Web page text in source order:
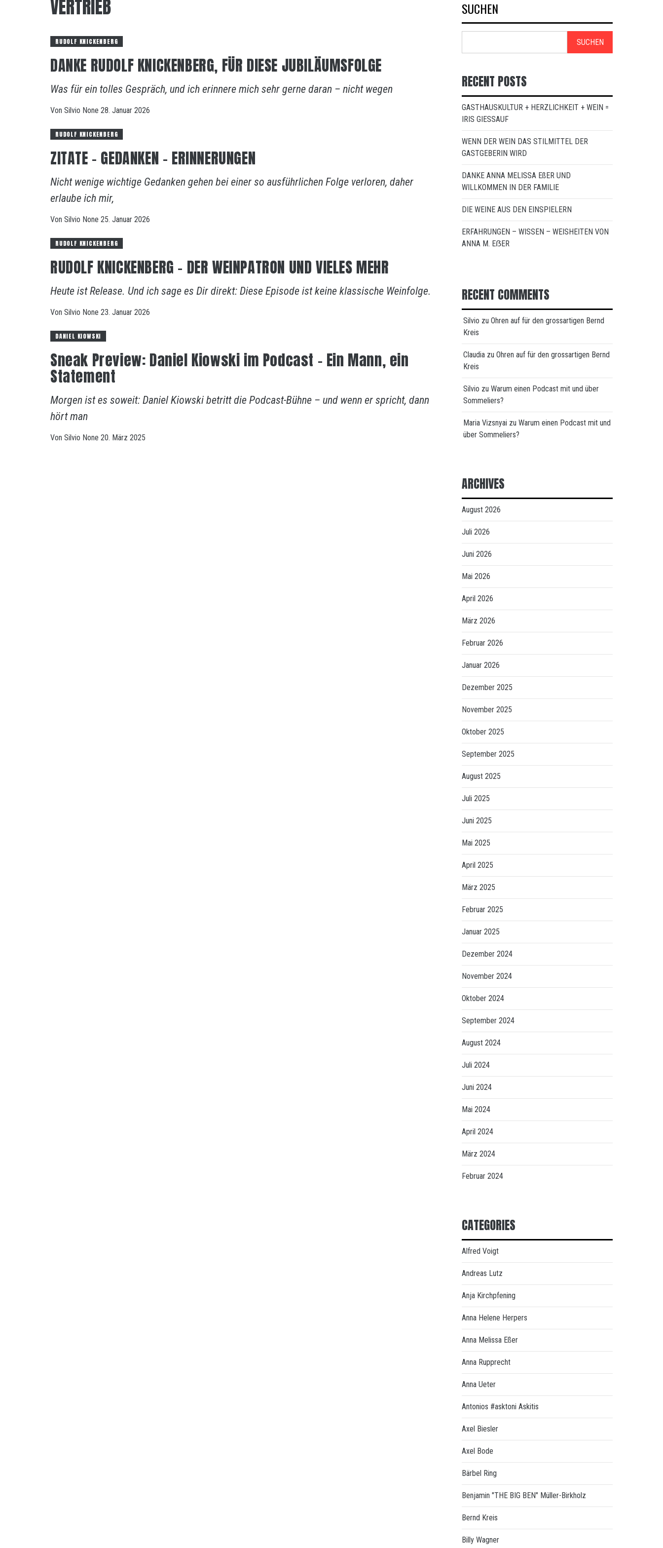
VERTRIEB
RUDOLF KNICKENBERG
DANKE RUDOLF KNICKENBERG, FÜR DIESE JUBILÄUMSFOLGE
Was für ein tolles Gespräch, und ich erinnere mich sehr gerne daran – nicht wegen
Von Silvio None 28. Januar 2026
RUDOLF KNICKENBERG
ZITATE – GEDANKEN – ERINNERUNGEN
Nicht wenige wichtige Gedanken gehen bei einer so ausführlichen Folge verloren, daher
erlaube ich mir,
Von Silvio None 25. Januar 2026
RUDOLF KNICKENBERG
RUDOLF KNICKENBERG – DER WEINPATRON UND VIELES MEHR
Heute ist Release. Und ich sage es Dir direkt: Diese Episode ist keine klassische Weinfolge.
Von Silvio None 23. Januar 2026
DANIEL KIOWSKI
Sneak Preview: Daniel Kiowski im Podcast – Ein Mann, ein
Statement
Morgen ist es soweit: Daniel Kiowski betritt die Podcast-Bühne – und wenn er spricht, dann
hört man
Von Silvio None 20. März 2025
SUCHEN
SUCHEN
RECENT POSTS
GASTHAUSKULTUR + HERZLICHKEIT + WEIN =
IRIS GIESSAUF
WENN DER WEIN DAS STILMITTEL DER
GASTGEBERIN WIRD
DANKE ANNA MELISSA EßER UND
WILLKOMMEN IN DER FAMILIE
DIE WEINE AUS DEN EINSPIELERN
ERFAHRUNGEN – WISSEN – WEISHEITEN VON
ANNA M. EẞER
RECENT COMMENTS
Silvio zu Ohren auf für den grossartigen Bernd
Kreis
Claudia zu Ohren auf für den grossartigen Bernd
Kreis
Silvio zu Warum einen Podcast mit und über
Sommeliers?
Maria Vizsnyai zu Warum einen Podcast mit und
über Sommeliers?
ARCHIVES
August 2026
Juli 2026
Juni 2026
Mai 2026
April 2026
März 2026
Februar 2026
Januar 2026
Dezember 2025
November 2025
Oktober 2025
September 2025
August 2025
Juli 2025
Juni 2025
Mai 2025
April 2025
März 2025
Februar 2025
Januar 2025
Dezember 2024
November 2024
Oktober 2024
September 2024
August 2024
Juli 2024
Juni 2024
Mai 2024
April 2024
März 2024
Februar 2024
CATEGORIES
Alfred Voigt
Andreas Lutz
Anja Kirchpfening
Anna Helene Herpers
Anna Melissa Eßer
Anna Rupprecht
Anna Ueter
Antonios #asktoni Askitis
Axel Biesler
Axel Bode
Bärbel Ring
Benjamin "THE BIG BEN" Müller-Birkholz
Bernd Kreis
Billy Wagner